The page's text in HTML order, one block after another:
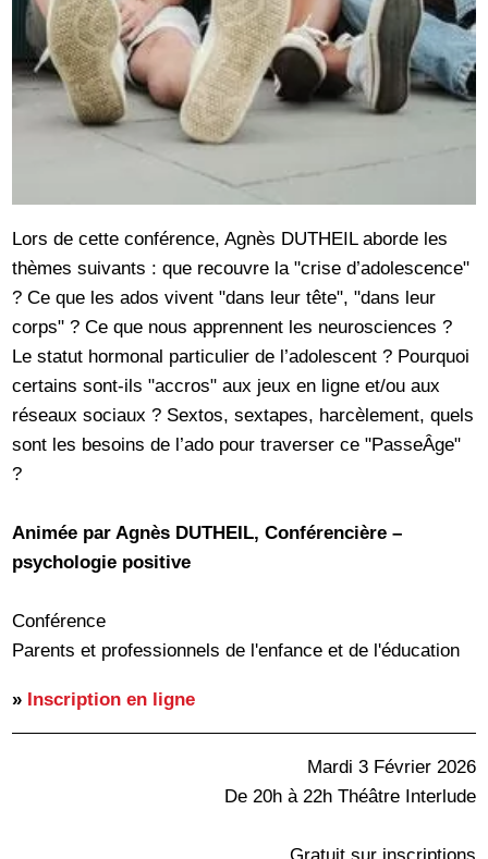
Lors de cette conférence, Agnès DUTHEIL aborde les
thèmes suivants : que recouvre la "crise d’adolescence"
? Ce que les ados vivent "dans leur tête", "dans leur
corps" ? Ce que nous apprennent les neurosciences ?
Le statut hormonal particulier de l’adolescent ? Pourquoi
certains sont-ils "accros" aux jeux en ligne et/ou aux
réseaux sociaux ? Sextos, sextapes, harcèlement, quels
sont les besoins de l’ado pour traverser ce "PasseÂge"
?
Animée par Agnès DUTHEIL, Conférencière –
psychologie positive
Conférence
Parents et professionnels de l'enfance et de l'éducation
» Inscription en ligne
Mardi 3 Février 2026
De 20h à 22h Théâtre Interlude
Gratuit sur inscriptions